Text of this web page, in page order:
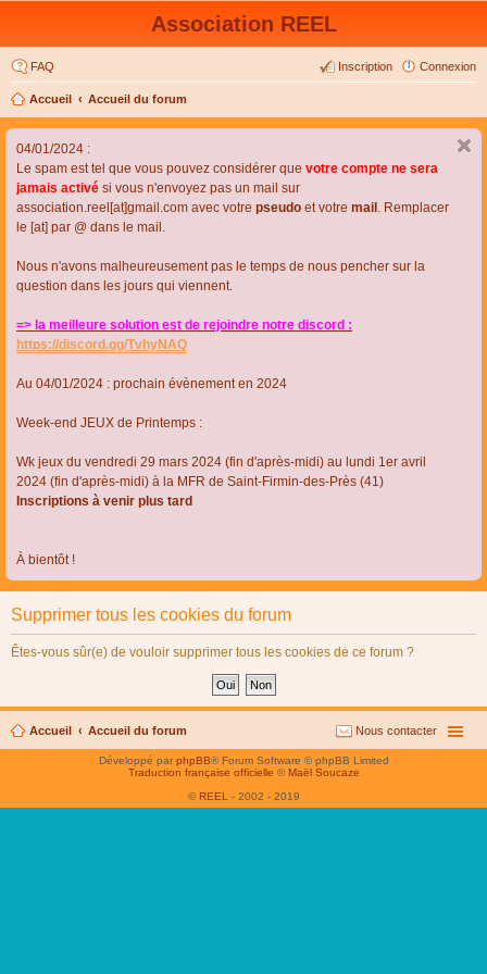
Association REEL
FAQ Connexion
Inscription
Accueil Accueil du forum
04/01/2024 :
Le spam est tel que vous pouvez considérer que votre compte ne sera
jamais activé si vous n'envoyez pas un mail sur
association.reel[at]gmail.com avec votre pseudo et votre mail . Remplacer
le [at] par @ dans le mail.
Nous n'avons malheureusement pas le temps de nous pencher sur la
question dans les jours qui viennent.
=> la meilleure solution est de rejoindre notre discord :
https://discord.gg/TvhyNAQ
Au 04/01/2024 : prochain évènement en 2024
Week-end JEUX de Printemps :
Wk jeux du vendredi 29 mars 2024 (fin d'après-midi) au lundi 1er avril
2024 (fin d'après-midi) à la MFR de Saint-Firmin-des-Près (41)
Inscriptions à venir plus tard
À bientôt !
Supprimer tous les cookies du forum
Êtes-vous sûr(e) de vouloir supprimer tous les cookies de ce forum ?
Accueil Accueil du forum Nous contacter
Développé parphpBB® Forum Software © phpBB Limited
Traduction française officielle © Maël Soucaze
© REEL - 2002 - 2019